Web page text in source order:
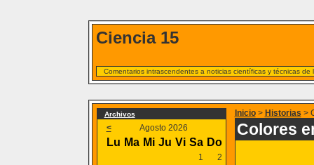
Ciencia 15
Comentarios intrascendentes a noticias científicas y técnicas de
Archivos
< Agosto 2026
Lu Ma Mi Ju Vi Sa Do
1
2
Inicio> Historias >
Colores